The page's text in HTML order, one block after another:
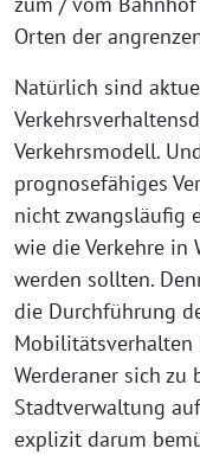
Orten der
Natürlich sind
Verkehrsmodell.
prognosefähiges
nicht zwangsläufig
wie die Verkehre in
werden sollten.
die Durchführung
Werderaner sich zu
Stadtverwaltung
explizit darum